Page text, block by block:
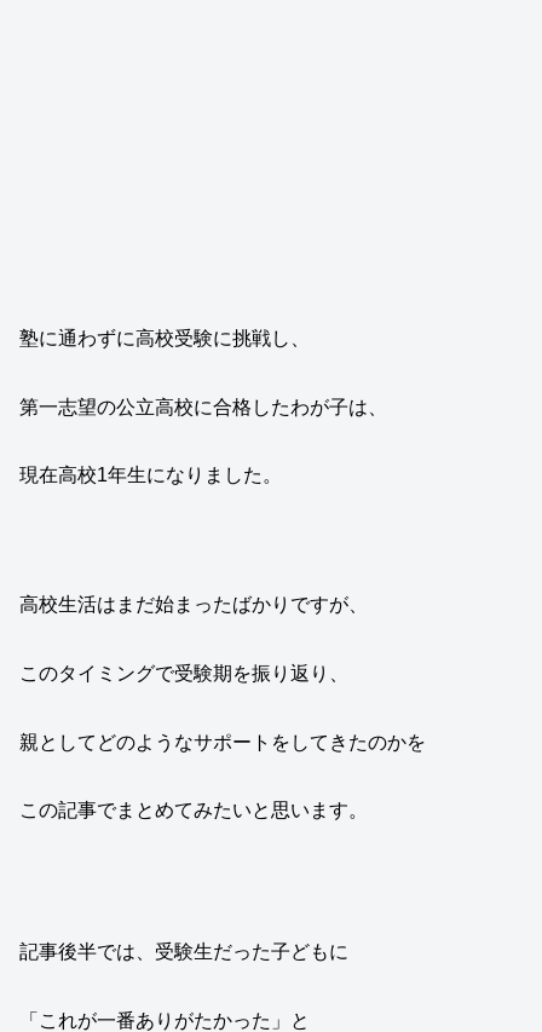
塾に通わずに高校受験に挑戦し、
第一志望の公立高校に合格したわが子は、
現在高校1年生になりました。
高校生活はまだ始まったばかりですが、
このタイミングで受験期を振り返り、
親としてどのようなサポートをしてきたのかを
この記事でまとめてみたいと思います。
記事後半では、受験生だった子どもに
「これが一番ありがたかった」と